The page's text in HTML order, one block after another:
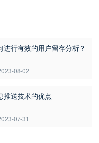
进行有效的用户留存分析？
08-02
推送技术的优点
07-31